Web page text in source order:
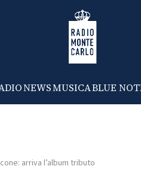
Radio Monte
NEWSMUSICABLUE
arriva l’album tributo